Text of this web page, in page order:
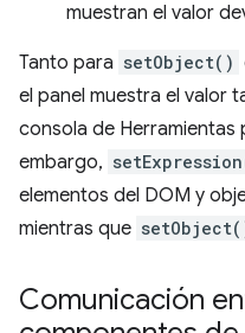
muestran el valor
Tanto para setObject()
el panel muestra el valor
consola de Herramientas
embargo,
elementos del DOM y
mientras que
Comunicación